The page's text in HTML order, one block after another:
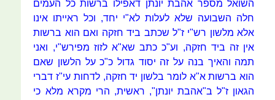
השואל מספר אהבת יונתן דאפילו ברשות כל העמים
חלה השבועה שלא לעלות לא"י יחד, וכל ראייתו אינו
אלא מלשון רש"י ז"ל שכתב ביד חזקה ואם הוא ברשות
אין זה ביד חזקה, וע"כ כתב שא"א לזוז מפירש"י, ואני
תמה והאיך בנה על זה יסוד גדול כ"כ על הלשון שאם
הוא ברשות א"א לומר בלשון יד חזקה, לדחות עי"ז דברי
הגאון ז"ל ב"אהבת יונתן", ראשית, הרי מקרא מלא כי